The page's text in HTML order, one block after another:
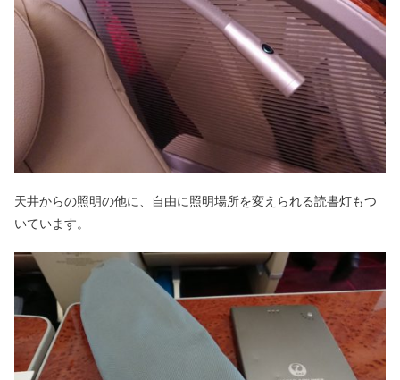
天井からの照明の他に、自由に照明場所を変えられる読書灯もつ
いています。